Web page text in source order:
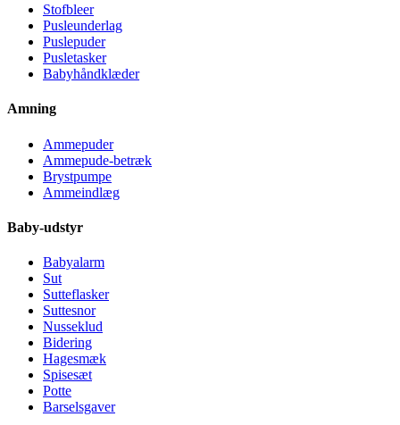
Stofbleer
Pusleunderlag
Puslepuder
Pusletasker
Babyhåndklæder
Amning
Ammepuder
Ammepude-betræk
Brystpumpe
Ammeindlæg
Baby-udstyr
Babyalarm
Sut
Sutteflasker
Suttesnor
Nusseklud
Bidering
Hagesmæk
Spisesæt
Potte
Barselsgaver